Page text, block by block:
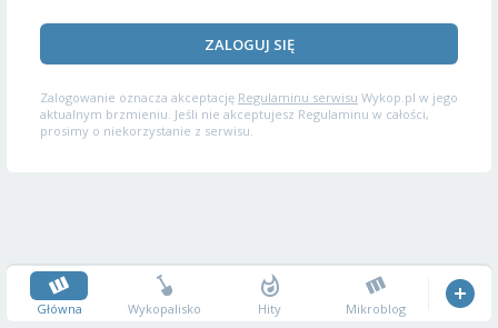
ZALOGUJ SIĘ
Zalogowanie oznacza akceptację Regulaminu serwisu Wykop.pl w jego
aktualnym brzmieniu. Jeśli nie akceptujesz Regulaminu w całości,
prosimy o niekorzystanie z serwisu.
Główna Wykopalisko Hity Mikroblog